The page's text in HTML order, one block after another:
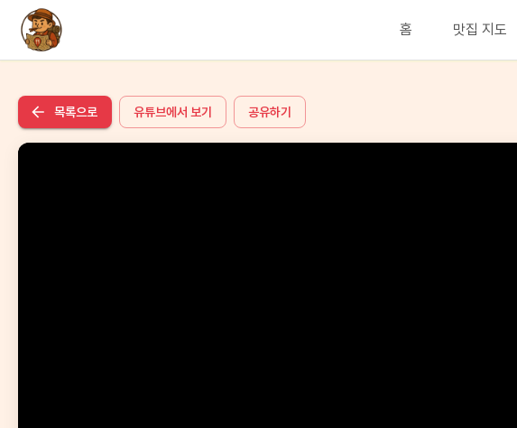
홈 맛집 지도
목록으로 유튜브에서 보기 공유하기